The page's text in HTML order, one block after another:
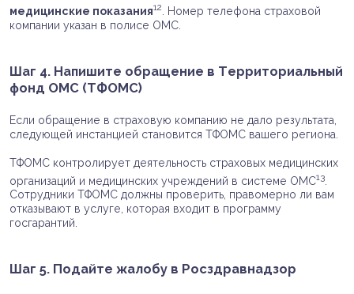
медицинские показания12
. Номер телефона страховой
компании указан в полисе ОМС.
Шаг 4. Напишите обращение в Территориальный
фонд ОМС (ТФОМС)
Если обращение в страховую компанию не дало результата,
следующей инстанцией становится ТФОМС вашего региона.
ТФОМС контролирует деятельность страховых медицинских
организаций и медицинских учреждений в системе ОМС13
Сотрудники ТФОМС должны проверить, правомерно ли вам
отказывают в услуге, которая входит в программу
госгарантий.
Шаг 5. Подайте жалобу в Росздравнадзор